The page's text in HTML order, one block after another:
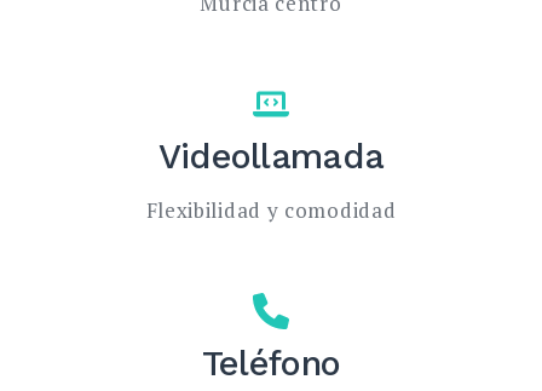
Videollamada
Flexibilidad y comodidad
Teléfono